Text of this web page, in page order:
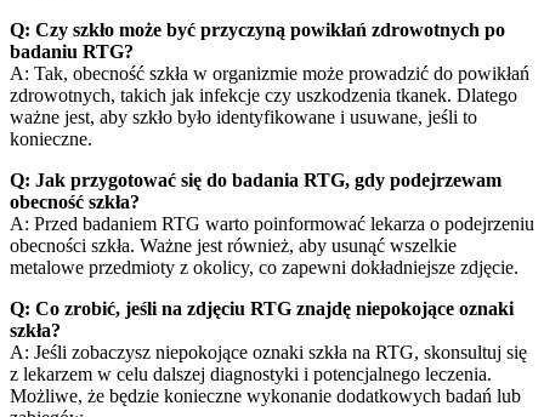
Q: Czy szkło może być przyczyną powikłań zdrowotnych po
badaniu RTG?
A: Tak, obecność szkła w organizmie może prowadzić do powikłań
zdrowotnych, takich jak infekcje czy uszkodzenia tkanek. Dlatego
ważne jest, aby szkło było identyfikowane i usuwane, jeśli to
konieczne.
Q: Jak przygotować się do badania RTG, gdy podejrzewam
obecność szkła?
A: Przed badaniem RTG warto poinformować lekarza o podejrzeniu
obecności szkła. Ważne jest również, aby usunąć wszelkie
metalowe przedmioty z okolicy, co zapewni dokładniejsze zdjęcie.
Q: Co zrobić, jeśli na zdjęciu RTG znajdę niepokojące oznaki
szkła?
A: Jeśli zobaczysz niepokojące oznaki szkła na RTG, skonsultuj się
z lekarzem w celu dalszej diagnostyki i potencjalnego leczenia.
Możliwe, że będzie konieczne wykonanie dodatkowych badań lub